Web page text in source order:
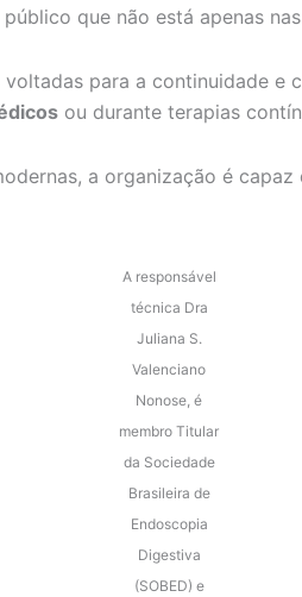
que não está apenas
voltadas para a continuidade e
ou durante terapias
a organização é
A responsável
técnica Dra
Juliana S.
Valenciano
Nonose, é
membro Titular
da Sociedade
Brasileira de
Endoscopia
Digestiva
(SOBED) e